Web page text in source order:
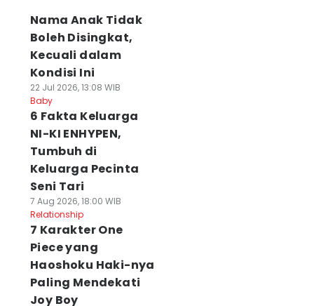
Nama Anak Tidak
Boleh Disingkat,
Kecuali dalam
Kondisi Ini
22 Jul 2026, 13:08 WIB
Baby
6 Fakta Keluarga
NI-KI ENHYPEN,
Tumbuh di
Keluarga Pecinta
Seni Tari
7 Aug 2026, 18:00 WIB
Relationship
7 Karakter One
Piece yang
Haoshoku Haki-nya
Paling Mendekati
Joy Boy